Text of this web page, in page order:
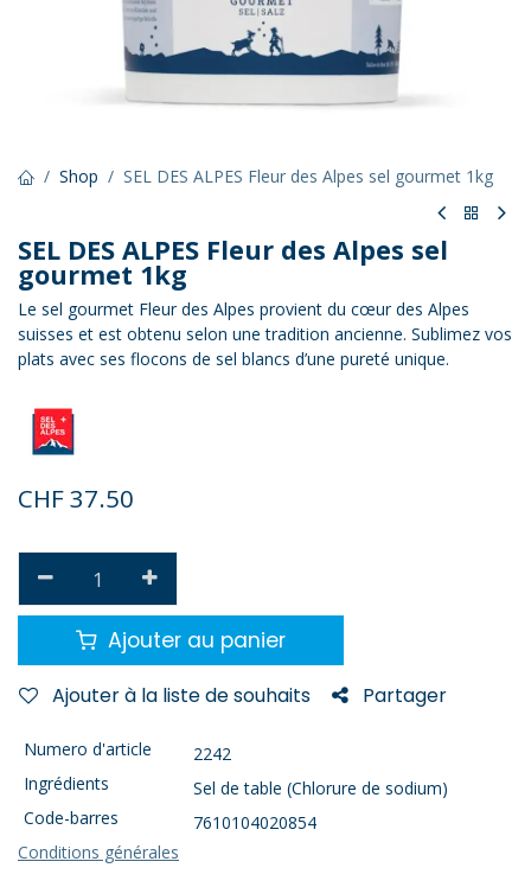
Shop SEL DES ALPES Fleur des Alpes sel gourmet 1kg
SEL DES ALPES Fleur des Alpes sel
gourmet 1kg
Le sel gourmet Fleur des Alpes provient du cœur des Alpes
suisses et est obtenu selon une tradition ancienne. Sublimez vos
plats avec ses flocons de sel blancs d’une pureté unique.
CHF37.50
Ajouter au panier
Ajouter à la liste de souhaits Partager
Numero d'article
2242
Ingrédients
Sel de table (Chlorure de sodium)
Code-barres
7610104020854
Conditions générales